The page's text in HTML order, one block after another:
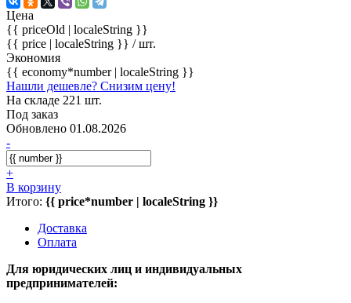
Цена
{{ priceOld | localeString }}
{{ price | localeString }} / шт.
Экономия
{{ economy*number | localeString }}
Нашли дешевле? Снизим цену!
На складе 221 шт.
Под заказ
Обновлено 01.08.2026
-
+
В корзину
Итого: {{ price*number | localeString }}
Доставка
Оплата
Для юридических лиц и индивидуальных
предпринимателей: